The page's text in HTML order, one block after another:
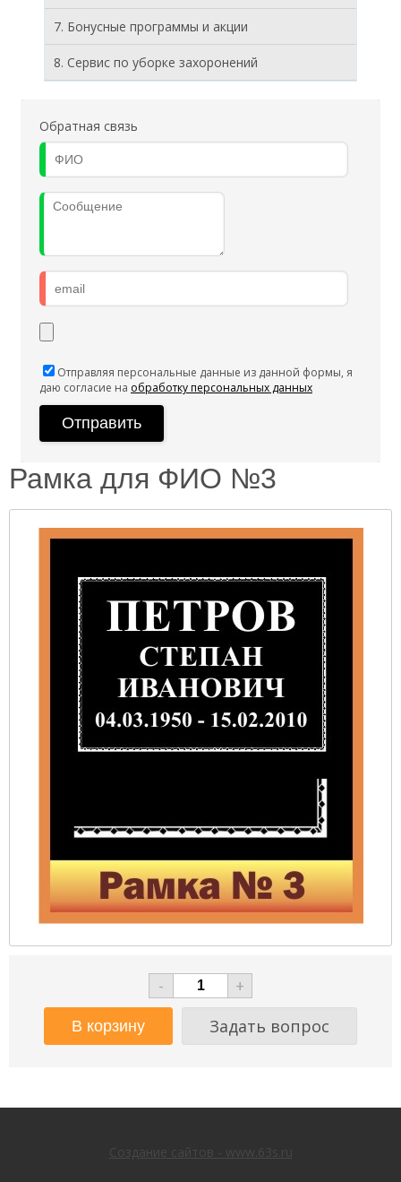
7. Бонусные программы и акции
8. Cервис по уборке захоронений
Обратная связь
Отправляя персональные данные из данной формы, я
даю согласие на обработку персональных данных
Рамка для ФИО №3
-
+
Задать вопрос
Создание сайтов - www.63s.ru